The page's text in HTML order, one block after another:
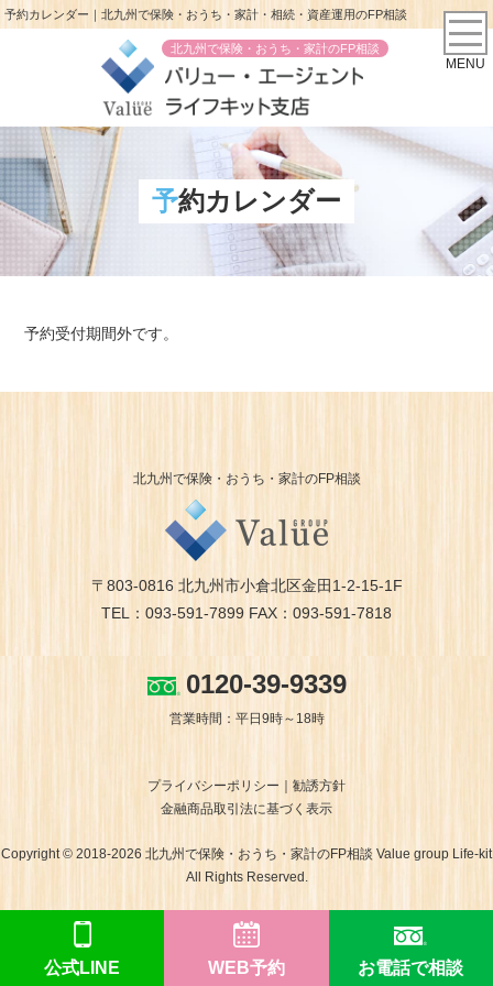
予約カレンダー｜北九州で保険・おうち・家計・相続・資産運用のFP相談
北九州で保険・おうち・家計のFP相談
MENU
予約カレンダー
予約受付期間外です。
北九州で保険・おうち・家計のFP相談
〒803-0816 北九州市小倉北区金田1-2-15-1F
TEL：093-591-7899 FAX：093-591-7818
0120-39-9339
営業時間：平日9時～18時
プライバシーポリシー
勧誘方針
金融商品取引法に基づく表示
Copyright © 2018-2026 北九州で保険・おうち・家計のFP相談 Value group Life-kit
All Rights Reserved.
ホームページ制作 福岡
公式LINE WEB予約 お電話で相談